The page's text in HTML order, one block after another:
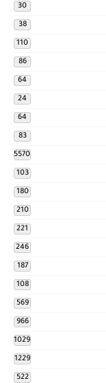
30
38
110
86
64
24
64
83
5570
103
180
210
221
246
187
108
569
966
1029
1229
522